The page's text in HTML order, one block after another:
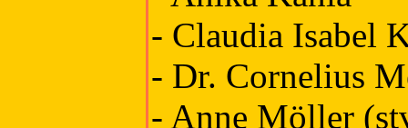
- Claudia Isabel
- Dr. Cornelius
- Anne Möller